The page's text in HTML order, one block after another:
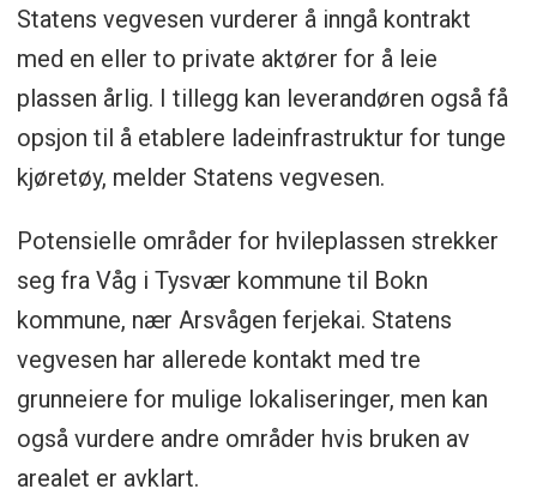
Statens vegvesen vurderer å inngå kontrakt
med en eller to private aktører for å leie
plassen årlig. I tillegg kan leverandøren også få
opsjon til å etablere ladeinfrastruktur for tunge
kjøretøy, melder Statens vegvesen.
Potensielle områder for hvileplassen strekker
seg fra Våg i Tysvær kommune til Bokn
kommune, nær Arsvågen ferjekai. Statens
vegvesen har allerede kontakt med tre
grunneiere for mulige lokaliseringer, men kan
også vurdere andre områder hvis bruken av
arealet er avklart.